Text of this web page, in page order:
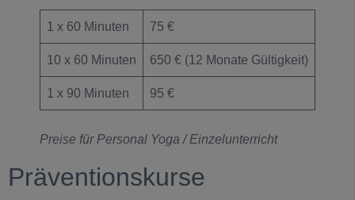
1 x 60 Minuten 75 €
10 x 60 Minuten 650 € (12 Monate Gültigkeit)
1 x 90 Minuten 95 €
Preise für Personal Yoga / Einzelunterricht
Präventionskurse